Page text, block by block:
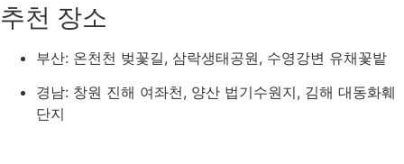
추천 장소
부산: 온천천 벚꽃길, 삼락생태공원, 수영강변 유채꽃밭
경남: 창원 진해 여좌천, 양산 법기수원지, 김해 대동화훼
단지